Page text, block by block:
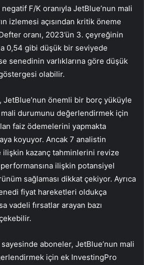
F/K oranıyla JetBlue’nun mali
izlemesi açısından kritik öneme
oranı, 2023’ün 3. çeyreğinin
0,54 gibi düşük bir seviyede
senedinin varlıklarına göre düşük
olabilir.
JetBlue’nun önemli bir borç yüküyle
mali durumunu değerlendirmek için
faiz ödemelerini yapmakta
koyuyor. Ancak 7 analistin
kazanç tahminlerini revize
ilişkin potansiyel
sağlaması dikkat çekiyor. Ayrıca
fiyat hareketleri oldukça
vadeli fırsatlar arayan bazı
aboneler, JetBlue’nun mali
için ek InvestingPro